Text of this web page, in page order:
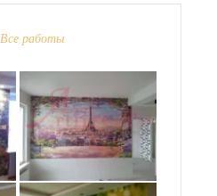
Все работы